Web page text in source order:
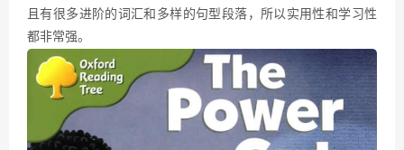
且有很多进阶的词汇和多样的句型段落，所以实用性和学习性
都非常强。